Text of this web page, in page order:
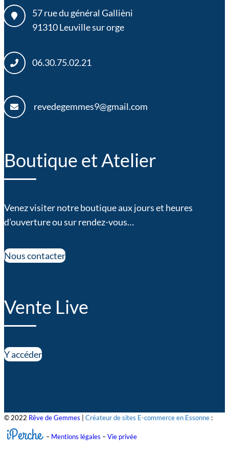
57 rue du général Gallièni
91310Leuville sur orge
06.30.75.02.21
revedegemmes9@gmail.com
Boutique et Atelier
Venez visiter notre boutique aux jours et heures
d’ouverture ou sur rendez-vous…
Nous contacter
Vente Live
Y accéder
© 2022 Rêve de Gemmes Créateur de sites E-commerce en Essonne :
iPerche – Mentions légales –Vie privée